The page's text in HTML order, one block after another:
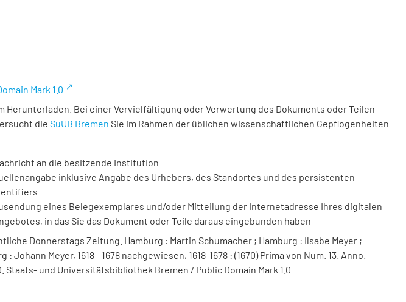
Mark 1.0
Herunterladen. Bei einer Vervielfältigung oder Verwertung des Dokuments oder Teilen
die SuUB Bremen Sie im Rahmen der üblichen wissenschaftlichen Gepflogenheiten
an die besitzende Institution
inklusive Angabe des Urhebers, des Standortes und des persistenten
eines Belegexemplares und/oder Mitteilung der Internetadresse Ihres digitalen
in das Sie das Dokument oder Teile daraus eingebunden haben
Donnerstags Zeitung. Hamburg : Martin Schumacher ; Hamburg : Ilsabe Meyer ;
: Johann Meyer, 1618 - 1678 nachgewiesen, 1618-1678 : (1670) Prima von Num. 13. Anno.
Staats- und Universitätsbibliothek Bremen / Public Domain Mark 1.0